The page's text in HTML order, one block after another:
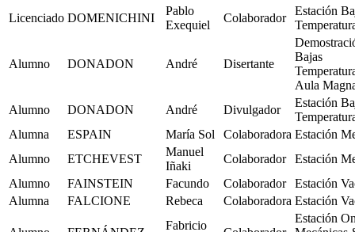
Licenciado DOMENICHINI
Pablo
Exequiel
Colaborador
Estación
Alumno DONADON André Disertante
Bajas
Aula
Alumno
DONADON André Divulgador
Estación
Alumna
ESPAIN María Sol Colaboradora Estación
Alumno
ETCHEVEST
Manuel
Iñaki
Colaborador
Estación
Alumno
FAINSTEIN Facundo Colaborador
Estación
Alumna
FALCIONE Rebeca Colaboradora Estación
Fabricio
Estación